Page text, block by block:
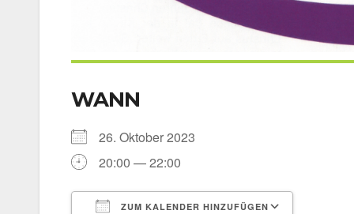
WANN
26. Okto­ber 2023
20:00 — 22:00
ZUM KALENDER HINZUFÜGEN